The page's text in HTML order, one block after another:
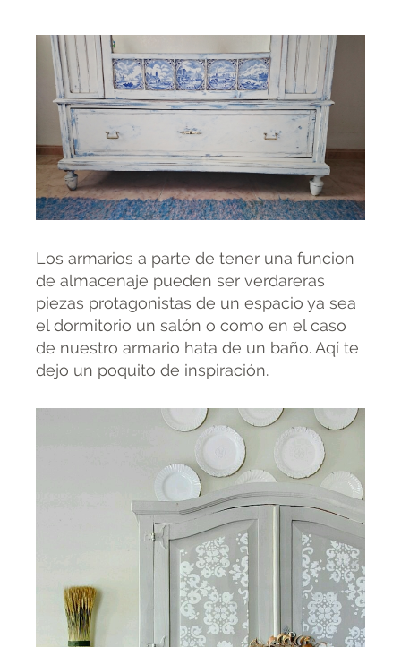
Los armarios a parte de tener una funcion
de almacenaje pueden ser verdareras
piezas protagonistas de un espacio ya sea
el dormitorio un salón o como en el caso
de nuestro armario hata de un baño. Aqí te
dejo un poquito de inspiración.